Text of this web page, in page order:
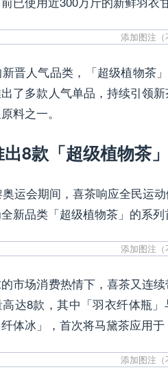
晋人气品类，「超级植物茶
了多款人气单品，持续引领
料之一。
8款「超级植物茶
运会期间，喜茶响应全民运
新品类「超级植物茶」的系
市场消费热情下，喜茶又连
达8款，其中「羽衣纤体瓶
纤体冰」，首次将马黛茶应用